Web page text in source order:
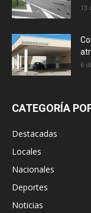
13
6
CATEGORÍA
Destacadas
Locales
Nacionales
Deportes
Noticias